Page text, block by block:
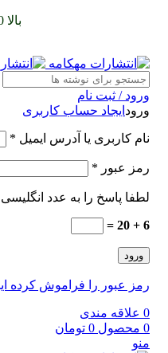
بالا 100 هزار تومان
ورود / ثبت نام
ورود ایجاد حساب کاربری
نام کاربری یا آدرس ایمیل *
رمز عبور *
لطفا پاسخ را به عدد انگلیسی
6 + 20 =
ورود
رمز عبور را فراموش کرده
0 علاقه مندی
0 محصول 0 تومان
منو